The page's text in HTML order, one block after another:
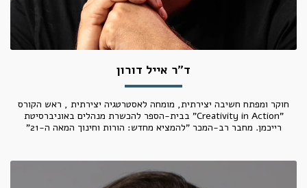
ד"ר אייל דורון
חוקר ומפתח חשיבה יצירתית, מומחה לאסטרטגיה יצירתית , ראש הקורס
"Creativity in Action" בבית-הספר להכשרת מנהלים באוניברסיטת
רייכמן. מחבר רב-המכר "להמציא מחדש: הורות וחינוך המאה ה-21"